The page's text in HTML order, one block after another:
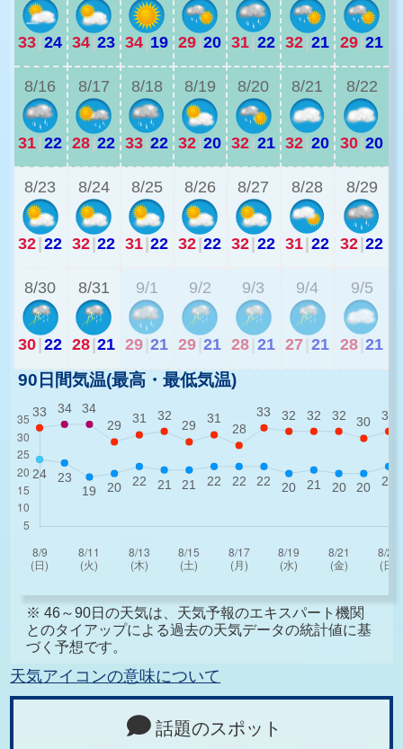
33|24 34|23 34|19 29|20 31|22 32|21 29|21
8/16
31|22
8/17
28|22
8/18
33|22
8/19
32|20
8/20
32|21
8/21
32|20
8/22
30|20
8/23
32|22
8/24
32|22
8/25
31|22
8/26
32|22
8/27
32|22
8/28
31|22
8/29
32|22
8/30
30|22
8/31
28|21
9/1
29 21
9/2
29 21
9/3
28 21
9/4
27 21
9/5
28 21
90日間気温(最高・最低気温)
※ 46～90日の天気は、天気予報のエキスパート機関
とのタイアップによる過去の天気データの統計値に基
づく予想です。
天気アイコンの意味について
話題のスポット